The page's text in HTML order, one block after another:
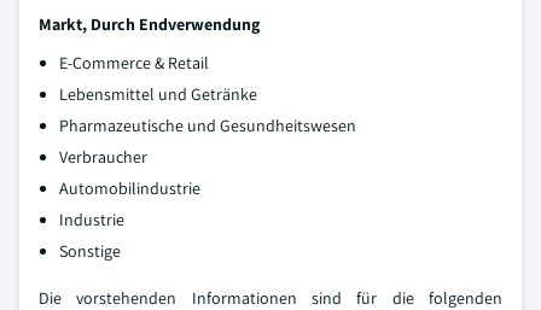
Markt, Durch Endverwendung
E-Commerce & Retail
Lebensmittel und Getränke
Pharmazeutische und Gesundheitswesen
Verbraucher
Automobilindustrie
Industrie
Sonstige
Die vorstehenden Informationen sind für die folgenden